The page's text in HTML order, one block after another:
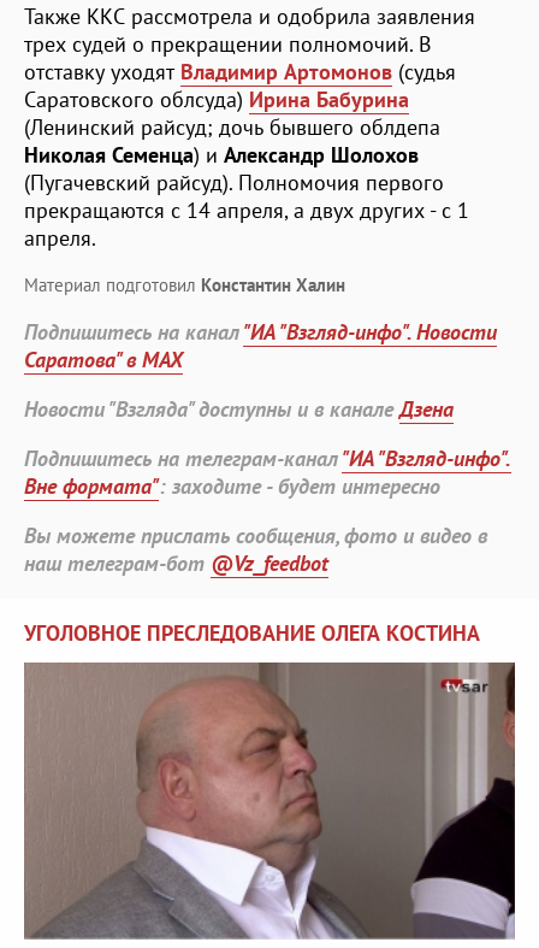
Также ККС рассмотрела и одобрила заявления
трех судей о прекращении полномочий. В
отставку уходят Владимир Артомонов (судья
Саратовского облсуда) Ирина Бабурина
(Ленинский райсуд; дочь бывшего облдепа
Николая Семенца) и Александр Шолохов
(Пугачевский райсуд). Полномочия первого
прекращаются с 14 апреля, а двух других - с 1
апреля.
Материал подготовил Константин Халин
Подпишитесь на канал"ИА "Взгляд-инфо". Новости
Саратова" в MAX
Новости "Взгляда" доступны и в каналеДзена
Подпишитесь на телеграм-канал"ИА "Взгляд-инфо".
Вне формата": заходите - будет интересно
Вы можете прислать сообщения, фото и видео в
наш телеграм-бот @Vz_feedbot
УГОЛОВНОЕ ПРЕСЛЕДОВАНИЕ ОЛЕГА КОСТИНА